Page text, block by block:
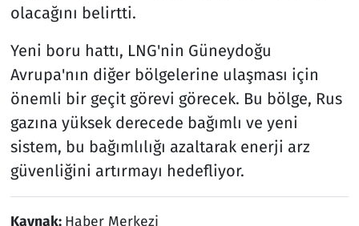
olacağını belirtti.
Yeni boru hattı, LNG'nin Güneydoğu
Avrupa'nın diğer bölgelerine ulaşması için
önemli bir geçit görevi görecek. Bu bölge, Rus
gazına yüksek derecede bağımlı ve yeni
sistem, bu bağımlılığı azaltarak enerji arz
güvenliğini artırmayı hedefliyor.
Kaynak: Haber Merkezi